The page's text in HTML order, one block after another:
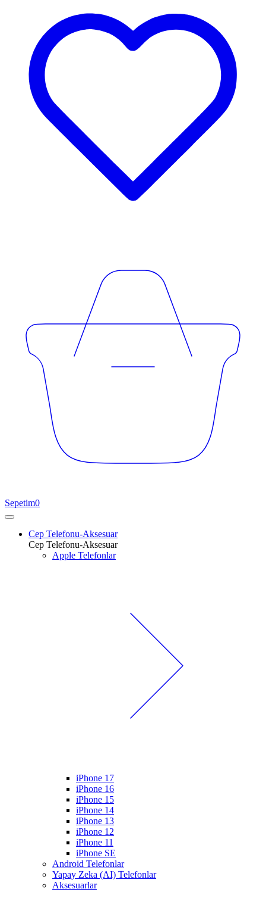
Sepetim0
Cep Telefonu-Aksesuar
Cep Telefonu-Aksesuar
Apple Telefonlar
iPhone 17
iPhone 16
iPhone 15
iPhone 14
iPhone 13
iPhone 12
iPhone 11
iPhone SE
Android Telefonlar
Yapay Zeka (AI) Telefonlar
Aksesuarlar